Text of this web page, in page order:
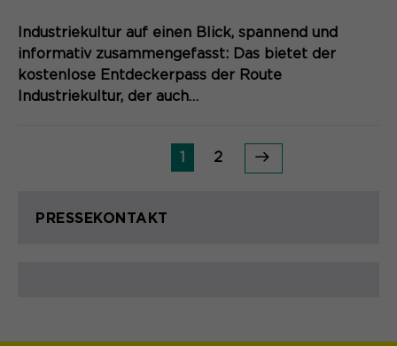
Industriekultur auf einen Blick, spannend und
informativ zusammengefasst: Das bietet der
kostenlose Entdeckerpass der Route
Industriekultur, der auch…
1 2
PRESSEKONTAKT